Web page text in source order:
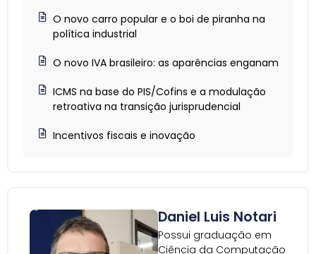
O novo carro popular e o boi de piranha na
política industrial
O novo IVA brasileiro: as aparências enganam
ICMS na base do PIS/Cofins e a modulação
retroativa na transição jurisprudencial
Incentivos fiscais e inovação
Daniel Luis Notari
Possui graduação em
Ciência da Computação